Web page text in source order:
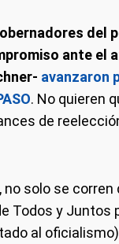
del
ante el
avanzaron
. No quieren
de
no solo se corren
Todos y Juntos
al